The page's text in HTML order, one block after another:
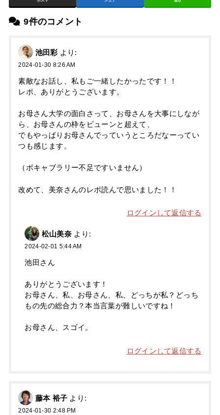
9件のコメント
池田彩 より:
2024-01-30 8:26 AM
素敵なお話し、私もご一緒したかったです！！
レポ、ありがとうございます。
お母さん大学の面白さって、お母さんを大事にしなが
ら、お母さんの枠をビューンと超えて、
でもやっぱりお母さんでっていうところだなーってい
つも感じます。
（ボキャブラリー不足ですいません）
改めて、美奈さんのレポ読んで思いました！！
ログインして返信する
松山美奈 より:
2024-02-01 5:44 AM
池田さん
ありがとうございます！
お母さん、私、お母さん、私、どっちが私？どっち
もの先の総合力？本当言葉が難しいですね！
お母さん、スゴイ。
ログインして返信する
藤本 裕子 より:
2024-01-30 2:48 PM